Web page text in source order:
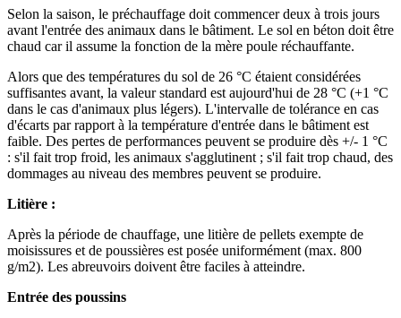
Selon la saison, le préchauffage doit commencer deux à trois jours
avant l'entrée des animaux dans le bâtiment. Le sol en béton doit être
chaud car il assume la fonction de la mère poule réchauffante.
Alors que des températures du sol de 26 °C étaient considérées
suffisantes avant, la valeur standard est aujourd'hui de 28 °C (+1 °C
dans le cas d'animaux plus légers). L'intervalle de tolérance en cas
d'écarts par rapport à la température d'entrée dans le bâtiment est
faible. Des pertes de performances peuvent se produire dès +/- 1 °C
: s'il fait trop froid, les animaux s'agglutinent ; s'il fait trop chaud, des
dommages au niveau des membres peuvent se produire.
Litière :
Après la période de chauffage, une litière de pellets exempte de
moisissures et de poussières est posée uniformément (max. 800
g/m2). Les abreuvoirs doivent être faciles à atteindre.
Entrée des poussins